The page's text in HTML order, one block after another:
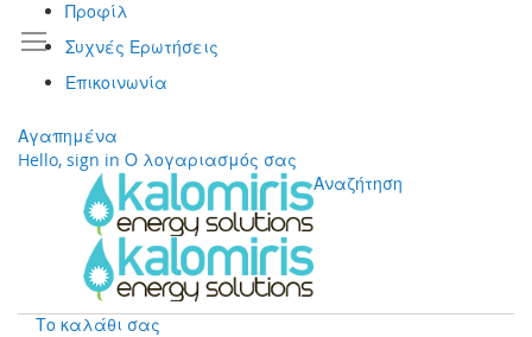
Προφίλ
Συχνές Ερωτήσεις
Επικοινωνία
Αγαπημένα
Hello, sign in Ο λογαριασμός σας
Αναζήτηση
Το καλάθι σας